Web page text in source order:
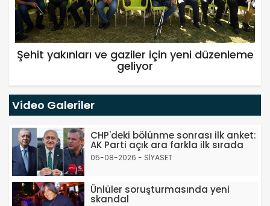
Şehit yakınları ve gaziler için yeni düzenleme
geliyor
Video Galeriler
CHP'deki bölünme sonrası ilk anket:
AK Parti açık ara farkla ilk sırada
05-08-2026 - SİYASET
Ünlüler soruşturmasında yeni
skandal